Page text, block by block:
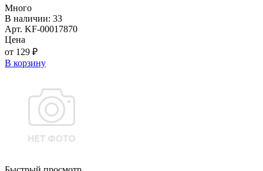
Много
В наличии: 33
Арт. KF-00017870
Цена
от 129 ₽
В корзину